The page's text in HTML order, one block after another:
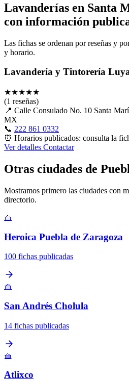
Lavanderías en Santa
con información
Las fichas se ordenan por reseñas y
y horario.
Lavandería y Tintorería
★★★★★
(1 reseñas)
📍 Calle Consulado No. 10 Santa
MX
📞 222 861 0332
⏰ Horarios publicados: consulta la
Ver detalles Contactar
Otras ciudades de
Mostramos primero las ciudades con
directorio.
🧺
Heroica Puebla de Zaragoza
100 fichas publicadas
🧺
San Andrés Cholula
14 fichas publicadas
🧺
Atlixco